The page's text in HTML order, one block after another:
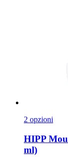
2 opzioni
HIPP
ml)